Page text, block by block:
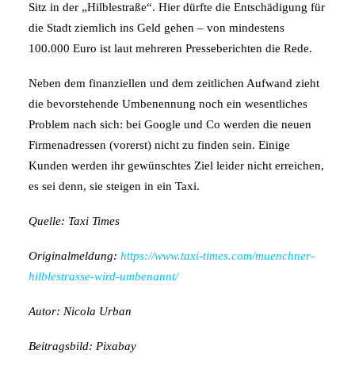
Sitz in der „Hilblestraße“. Hier dürfte die Entschädigung für
die Stadt ziemlich ins Geld gehen – von mindestens
100.000 Euro ist laut mehreren Presseberichten die Rede.
Neben dem finanziellen und dem zeitlichen Aufwand zieht
die bevorstehende Umbenennung noch ein wesentliches
Problem nach sich: bei Google und Co werden die neuen
Firmenadressen (vorerst) nicht zu finden sein. Einige
Kunden werden ihr gewünschtes Ziel leider nicht erreichen,
es sei denn, sie steigen in ein Taxi.
Quelle: Taxi Times
Originalmeldung: https://www.taxi-times.com/muenchner-
hilblestrasse-wird-umbenannt/
Autor: Nicola Urban
Beitragsbild: Pixabay